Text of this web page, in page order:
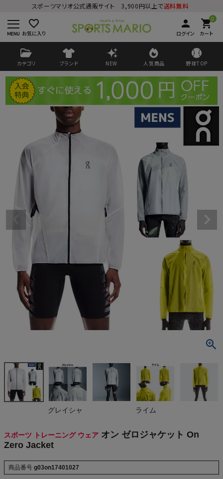
スポーツマリオ公式通販サイト 3,900円以上で送料無料
favorite_border
お気に入り
person
ログイン
0
shopping_cart
カート
カテゴリ ブランド NEW 人気商品 野球TOP
ようこそ ゲスト 様
商品が見つからない方はこちら
最近閲覧した商品
(税込)
THE NORTH FACE
グレイシャ ライム
スポーツ トレーニング ウェア オン ゼロジャケット On
Zero Jacket
商品番号 g03on17401027